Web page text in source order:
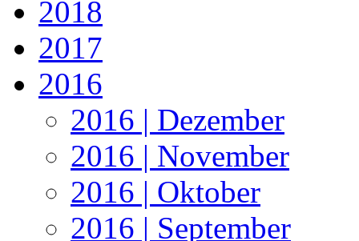
2018
2017
2016
2016 | Dezember
2016 | November
2016 | Oktober
2016 | September